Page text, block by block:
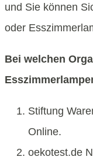
und Sie können
oder
Bei welchen
Stiftung
Online.
oekotest.de